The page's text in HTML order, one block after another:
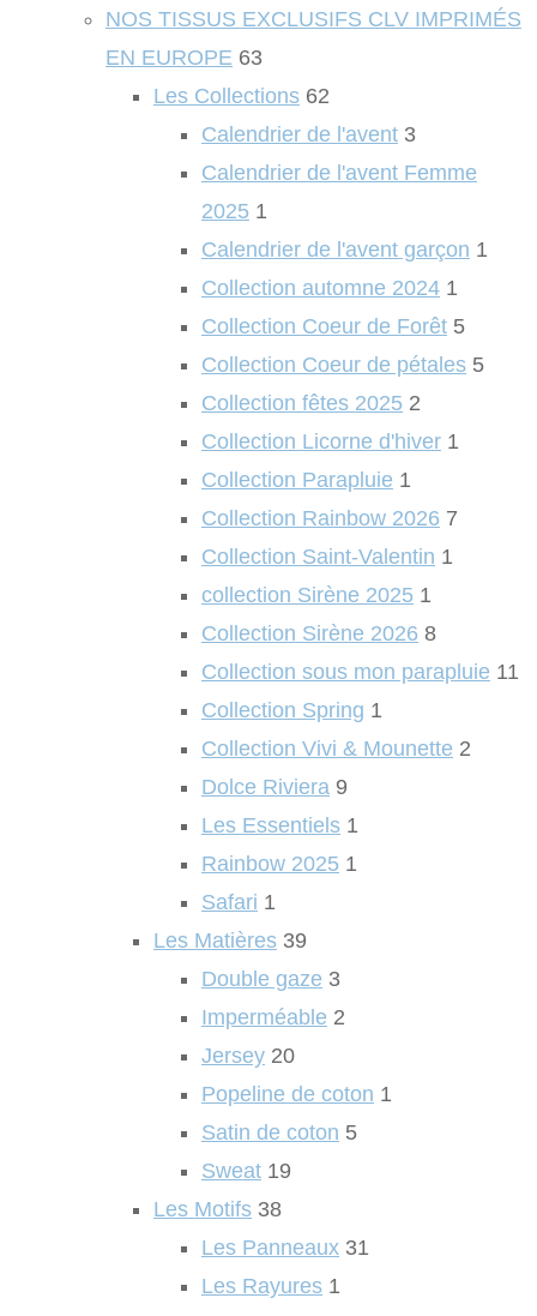
NOS TISSUS EXCLUSIFS CLV IMPRIMÉS
EN EUROPE 63
Les Collections 62
Calendrier de l'avent 3
Calendrier de l'avent Femme
2025 1
Calendrier de l'avent garçon 1
Collection automne 2024 1
Collection Coeur de Forêt 5
Collection Coeur de pétales 5
Collection fêtes 2025 2
Collection Licorne d'hiver 1
Collection Parapluie 1
Collection Rainbow 2026 7
Collection Saint-Valentin 1
collection Sirène 2025 1
Collection Sirène 2026 8
Collection sous mon parapluie 11
Collection Spring 1
Collection Vivi & Mounette 2
Dolce Riviera 9
Les Essentiels 1
Rainbow 2025 1
Safari 1
Les Matières 39
Double gaze 3
Imperméable 2
Jersey 20
Popeline de coton 1
Satin de coton 5
Sweat 19
Les Motifs 38
Les Panneaux 31
Les Rayures 1